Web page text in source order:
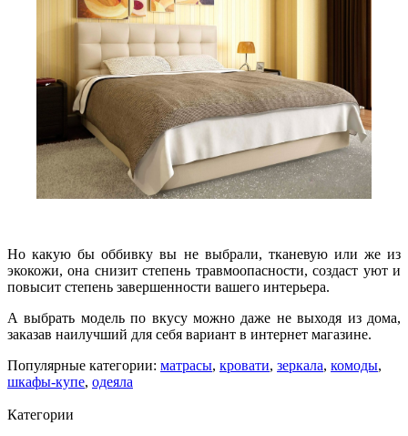
Но какую бы оббивку вы не выбрали, тканевую или же из
экокожи, она снизит степень травмоопасности, создаст уют и
повысит степень завершенности вашего интерьера.
А выбрать модель по вкусу можно даже не выходя из дома,
заказав наилучший для себя вариант в интернет магазине.
Популярные категории: матрасы, кровати, зеркала, комоды,
шкафы-купе, одеяла
Категории